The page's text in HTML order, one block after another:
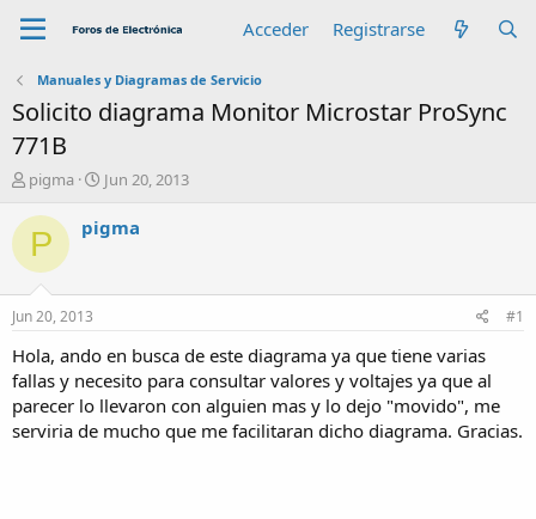
Acceder Registrarse
Manuales y Diagramas de Servicio
Solicito diagrama Monitor Microstar ProSync
771B
A
t
o
pigma
F
c
h
n
c
i
o
Jun 20, 2013
P pigma
Jun 20, 2013 #1
Hola, ando en busca de este diagrama ya que tiene varias
fallas y necesito para consultar valores y voltajes ya que al
parecer lo llevaron con alguien mas y lo dejo "movido", me
serviria de mucho que me facilitaran dicho diagrama. Gracias.